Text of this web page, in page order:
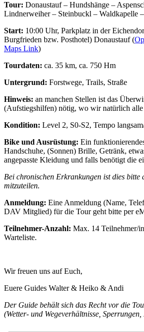
Tour: Donaustauf – Hundshänge –
Lindnerweiher – Steinbuckl – Waldkapelle
Start: 10:00 Uhr, Parkplatz in der
Burgfrieden bzw. Posthotel) Donaustauf(
Maps Link)
Tourdaten: ca. 35 km, ca. 750 Hm
Untergrund: Forstwege, Trails, Straße
Hinweis: an manchen Stellen ist das
(Aufstiegshilfen) nötig, wo wir natürlich alle
Kondition: Level 2, S0-S2, Tempo
Bike und Ausrüstung: Ein
Handschuhe, (Sonnen) Brille, Getränk,
angepasste Kleidung und falls benötigt die
Bei chronischen Erkrankungen ist dies
mitzuteilen.
Anmeldung: Eine Anmeldung (Name,
DAV Mitglied) für die Tour geht bitte per
Teilnehmer-Anzahl: Max. 14 Teilnehmer/
Warteliste.
Wir freuen uns auf Euch,
Euere Guides Walter & Heiko & Andi
Der Guide behält sich das Recht vor die
(Wetter- und Wegeverhältnisse,